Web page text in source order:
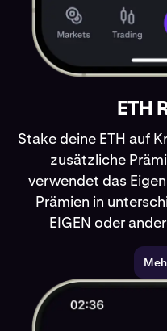
ETH
Stake deine ETH auf
zusätzliche
verwendet das
Prämien in
EIGEN oder